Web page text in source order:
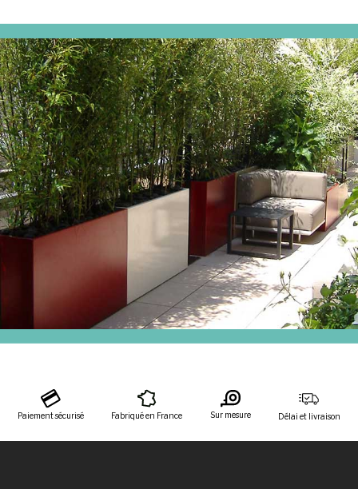
Paiement sécurisé Fabriqué en France Sur mesure Délai et livraison